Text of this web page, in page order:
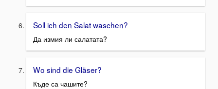
Soll ich den Salat waschen?
Да измия ли салатата?
Wo sind die Gläser?
Къде са чашите?